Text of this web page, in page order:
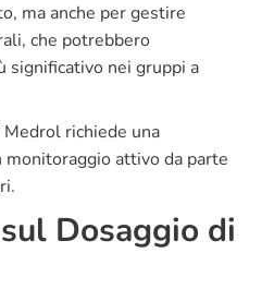
ma anche per gestire
che potrebbero
significativo nei gruppi a
richiede una
attivo da parte
Dosaggio di